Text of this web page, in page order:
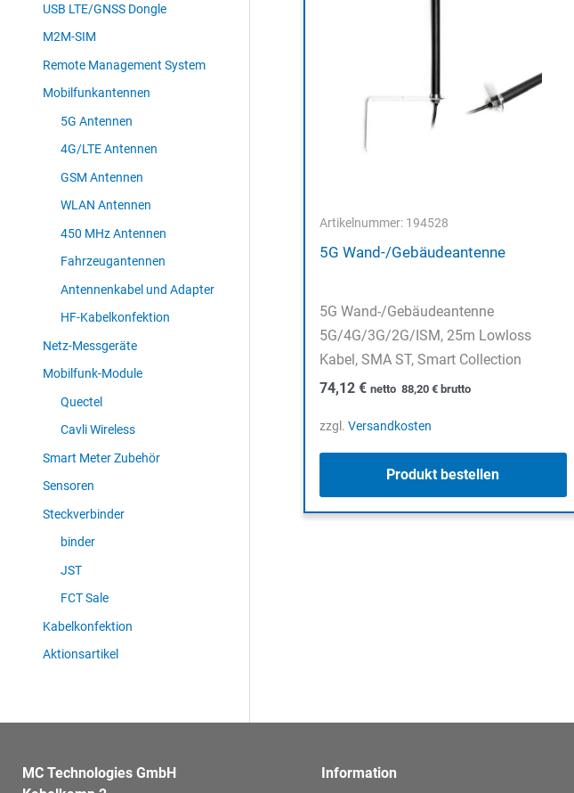
USB LTE/GNSS Dongle
M2M-SIM
Remote Management System
Mobilfunkantennen
5G Antennen
4G/LTE Antennen
GSM Antennen
WLAN Antennen
450 MHz Antennen
Fahrzeugantennen
Antennenkabel und Adapter
HF-Kabelkonfektion
Netz-Messgeräte
Mobilfunk-Module
Quectel
Cavli Wireless
Smart Meter Zubehör
Sensoren
Steckverbinder
binder
JST
FCT Sale
Kabelkonfektion
Aktionsartikel
Artikelnummer: 194528
5G Wand-/Gebäudeantenne
5G Wand-/Gebäudeantenne
5G/4G/3G/2G/ISM, 25m Lowloss
Kabel, SMA ST, Smart Collection
74,12 € netto 88,20 €brutto
zzgl. Versandkosten
Produkt bestellen
MC Technologies GmbH
Information